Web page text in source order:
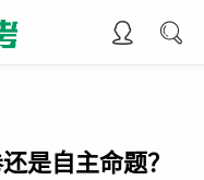
是自主命题？